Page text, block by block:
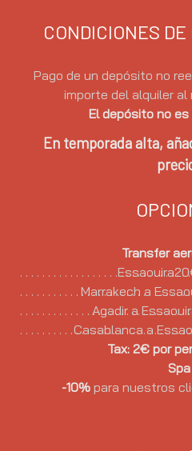
CONDICIONES
Pago de un depósito no
importe del alquiler al
El depósito no
En temporada alta,
Transfer
Marrakech a
Agadir a
Casablanca a
Tax: 2€ por
Spa
-10%para nuestros